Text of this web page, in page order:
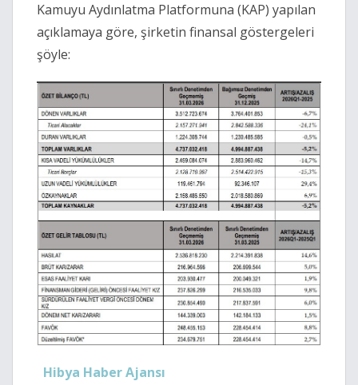
Kamuyu Aydınlatma Platformuna (KAP) yapılan
açıklamaya göre, şirketin finansal göstergeleri
şöyle:
Hibya Haber Ajansı